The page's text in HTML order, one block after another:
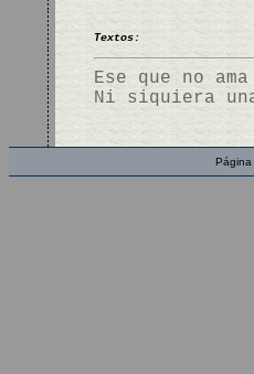
Textos:
Ese que no ama
Ni siquiera
Página